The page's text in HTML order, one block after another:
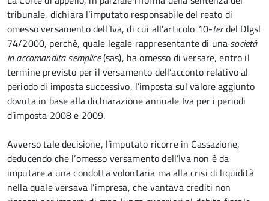
tribunale, dichiara l’imputato responsabile del reato di
omesso versamento dell’Iva, di cui all’articolo 10-terdel Dlgsl
74/2000, perché, quale legale rappresentante di una società
in accomandita semplice(sas), ha omesso di versare, entro il
termine previsto per il versamento dell’acconto relativo al
periodo di imposta successivo, l’imposta sul valore aggiunto
dovuta in base alla dichiarazione annuale Iva per i periodi
d’imposta 2008 e 2009.
Avverso tale decisione, l’imputato ricorre in Cassazione,
deducendo che l’omesso versamento dell’Iva non è da
imputare a una condotta volontaria ma alla crisi di liquidità
nella quale versava l’impresa, che vantava crediti non